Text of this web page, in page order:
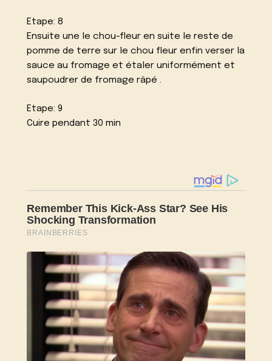
Etape: 8
Ensuite une le chou-fleur en suite le reste de
pomme de terre sur le chou fleur enfin verser la
sauce au fromage et étaler uniformément et
saupoudrer de fromage râpé .
Etape: 9
Cuire pendant 30 min